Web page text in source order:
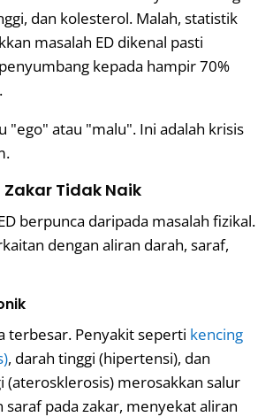
dan kolesterol. Malah, statistik
masalah ED dikenal pasti
kepada hampir 70%
"ego" atau "malu". Ini adalah krisis
Zakar Tidak Naik
berpunca daripada masalah fizikal.
dengan aliran darah, saraf,
terbesar. Penyakit seperti kencing
, darah tinggi (hipertensi), dan
(aterosklerosis) merosakkan salur
saraf pada zakar, menyekat aliran